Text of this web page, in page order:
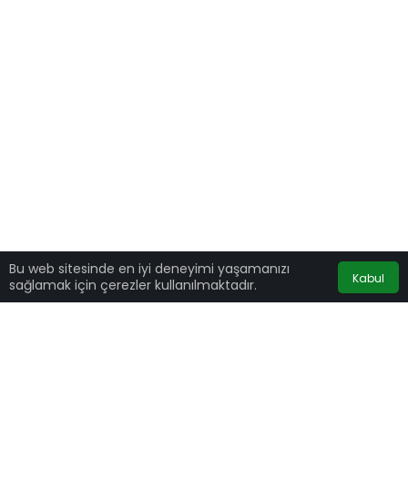
Bu web sitesinde en iyi deneyimi yaşamanızı
sağlamak için çerezler kullanılmaktadır.
Kabul